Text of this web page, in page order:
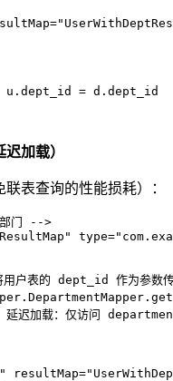
=
= d.dept_id
加载）
表查询的性能损耗）：
门 -->
type=
用户表的 dept_id
作为参数
迟加载：仅访问
resultMap=